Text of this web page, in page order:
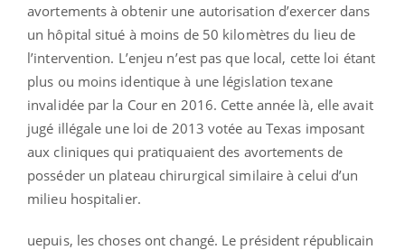
avortements à obtenir une autorisation d’exercer dans
un hôpital situé à moins de 50 kilomètres du lieu de
l’intervention. L’enjeu n’est pas que local, cette loi étant
plus ou moins identique à une législation texane
invalidée par la Cour en 2016. Cette année là, elle avait
jugé illégale une loi de 2013 votée au Texas imposant
aux cliniques qui pratiquaient des avortements de
posséder un plateau chirurgical similaire à celui d’un
milieu hospitalier.
uepuis, les choses ont changé. Le président républicain